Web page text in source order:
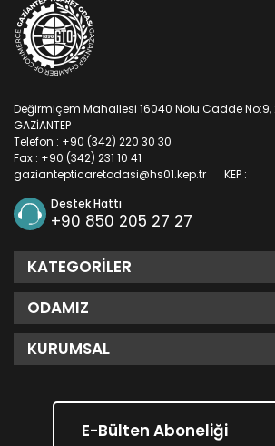
Değirmiçem Mahallesi 16040 Nolu Cadde
GAZİANTEP
Telefon : +90 (342) 220 30 30
Fax : +90 (342) 231 10 41
KEP :
gaziantepticaretodasi@hs01.kep.tr
Destek Hattı
+90 850 205 27 27
KATEGORILER
ODAMIZ
KURUMSAL
E-Bülten Aboneliği